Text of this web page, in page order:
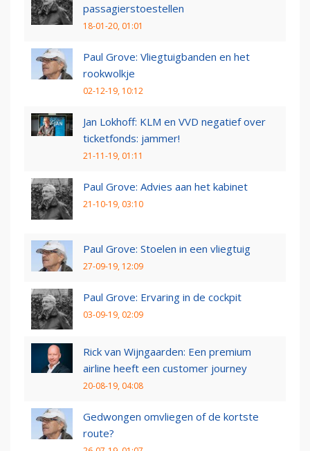
passagierstoestellen
18-01-20, 01:01
Paul Grove: Vliegtuigbanden en het
rookwolkje
02-12-19, 10:12
Jan Lokhoff: KLM en VVD negatief over
ticketfonds: jammer!
21-11-19, 01:11
Paul Grove: Advies aan het kabinet
21-10-19, 03:10
Paul Grove: Stoelen in een vliegtuig
27-09-19, 12:09
Paul Grove: Ervaring in de cockpit
03-09-19, 02:09
Rick van Wijngaarden: Een premium
airline heeft een customer journey
20-08-19, 04:08
Gedwongen omvliegen of de kortste
route?